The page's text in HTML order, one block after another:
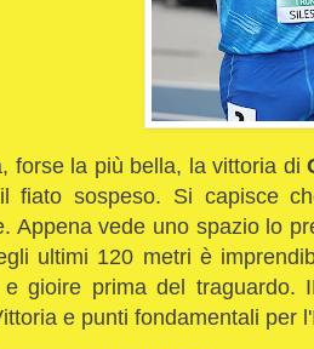
forse la più bella, la vittoria di
fiato sospeso. Si capisce
Appena vede uno spazio lo
ultimi 120 metri è
e gioire prima del traguardo.
e punti fondamentali per